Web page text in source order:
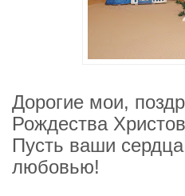
Дорогие мои,
Рождества
Пусть ваши
любовью!